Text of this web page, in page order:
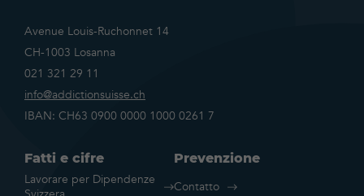
Avenue Louis-Ruchonnet 14
CH-1003 Losanna
021 321 29 11
info@addictionsuisse.ch
IBAN: CH63 0900 0000 1000 0261 7
Fatti e cifre
Lavorare per Dipendenze
Prevenzione
Contatto